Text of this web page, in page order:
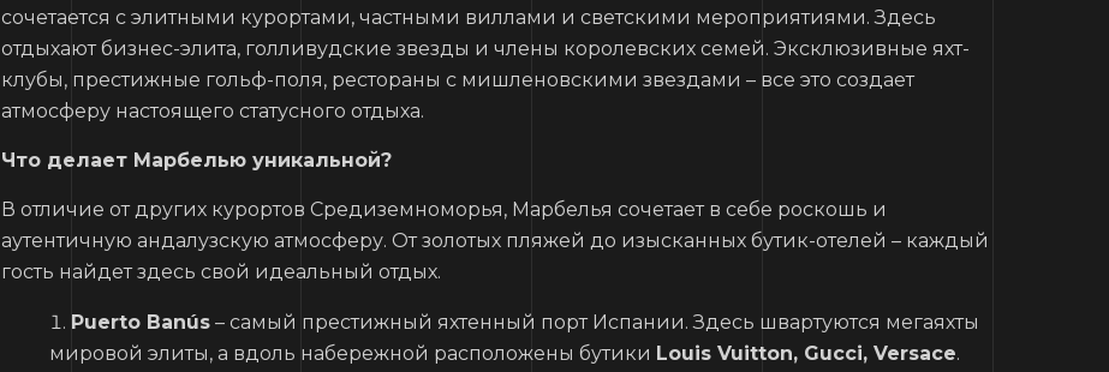
сочетается с элитными курортами, частными виллами и светскими мероприятиями. Здесь
отдыхают бизнес-элита, голливудские звезды и члены королевских семей. Эксклюзивные яхт-
клубы, престижные гольф-поля, рестораны с мишленовскими звездами – все это создает
атмосферу настоящего статусного отдыха.
Что делает Марбелью уникальной?
В отличие от других курортов Средиземноморья, Марбелья сочетает в себе роскошь и
аутентичную андалузскую атмосферу. От золотых пляжей до изысканных бутик-отелей – каждый
гость найдет здесь свой идеальный отдых.
Puerto Banús– самый престижный яхтенный порт Испании. Здесь швартуются мегаяхты
мировой элиты, а вдоль набережной расположены бутики Louis Vuitton, Gucci, Versace.